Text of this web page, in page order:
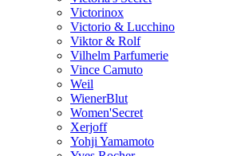
Victorinox
Victorio & Lucchino
Viktor & Rolf
Vilhelm Parfumerie
Vince Camuto
Weil
WienerBlut
Women'Secret
Xerjoff
Yohji Yamamoto